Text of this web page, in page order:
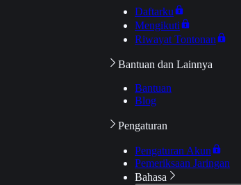
Daftarku
Mengikuti
Riwayat Tontonan
Bantuan dan Lainnya
Bantuan
Blog
Pengaturan
Pengaturan Akun
Pemeriksaan Jaringan
Bahasa